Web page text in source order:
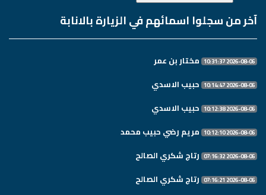
آخر من سجلوا اسمائهم في الزيارة بالانابة
2026-08-06 10:31:37 مختار بن عمر
2026-08-06 10:14:47 حبيب الاسدي
2026-08-06 10:12:38 حبيب الاسدي
2026-08-06 10:12:10 مريم رضي حبيب محمد
2026-08-06 07:16:32 رتاج شكري الصالح
2026-08-06 07:16:21 رتاج شكري الصالح